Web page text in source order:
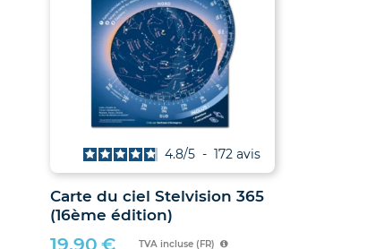
Carte du ciel Stelvision 365
(16ème édition)
4.8/5 - 172 avis
19.90 € TVA incluse (FR)